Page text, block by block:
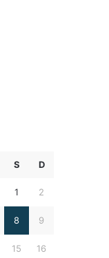
S D
1 2
8 9
15 16